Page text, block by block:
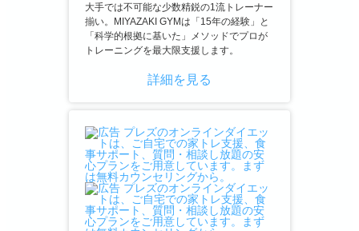
大手では不可能な少数精鋭の1流トレーナー
揃い。MIYAZAKI GYMは「15年の経験」と
「科学的根拠に基いた」メソッドでプロが
トレーニングを最大限支援します。
詳細を見る